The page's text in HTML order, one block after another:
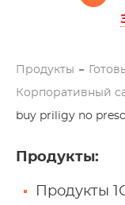
Продукты
Корпоративный
buy priligy no
Продукты:
Продукты